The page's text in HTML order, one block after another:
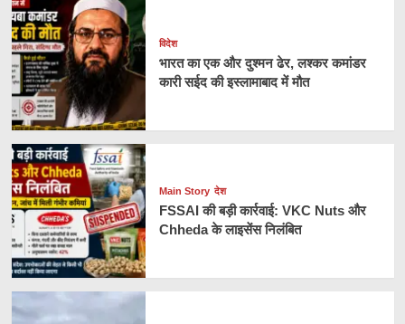
विदेश
भारत का एक और दुश्मन ढेर, लश्कर कमांडर
कारी सईद की इस्लामाबाद में मौत
Main Story देश
FSSAI की बड़ी कार्रवाई: VKC Nuts और
Chheda के लाइसेंस निलंबित